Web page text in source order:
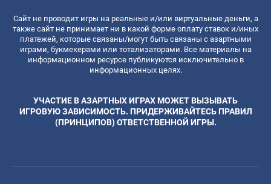
Сайт не проводит игры на реальные и/или виртуальные деньги, а
также сайт не принимает ни в какой форме оплату ставок и/иных
платежей, которые связаны/могут быть связаны с азартными
играми, букмекерами или тотализаторами. Все материалы на
информационном ресурсе публикуются исключительно в
информационных целях.
УЧАСТИЕ В АЗАРТНЫХ ИГРАХ МОЖЕТ ВЫЗЫВАТЬ
ИГРОВУЮ ЗАВИСИМОСТЬ. ПРИДЕРЖИВАЙТЕСЬ ПРАВИЛ
(ПРИНЦИПОВ) ОТВЕТСТВЕННОЙ ИГРЫ.